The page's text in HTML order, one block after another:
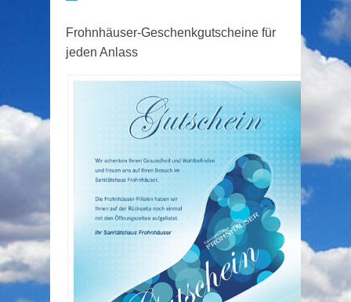
Frohnhäuser-Geschenkgutscheine für
jeden Anlass